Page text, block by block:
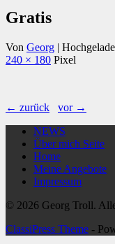
Gratis
Von Georg |
240 × 180 Pixel
← zurück
vor →
NEWS
Über mich Seite
Home
Meine Angebote
Impressum
© 2026 Georg Troll.
ClassiPress Theme -